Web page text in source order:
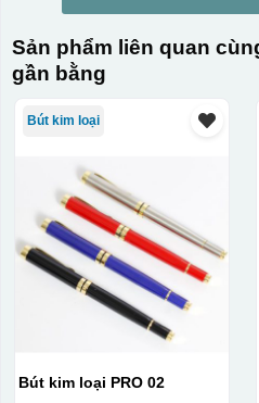
Sản phẩm liên quan
gần bằng
Bút kim loại
Bút kim loại PRO 02